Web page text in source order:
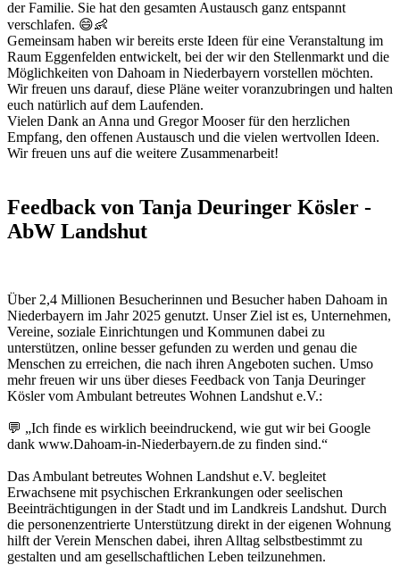
der Familie. Sie hat den gesamten Austausch ganz entspannt
verschlafen. 😄👶
Gemeinsam haben wir bereits erste Ideen für eine Veranstaltung im
Raum Eggenfelden entwickelt, bei der wir den Stellenmarkt und die
Möglichkeiten von Dahoam in Niederbayern vorstellen möchten.
Wir freuen uns darauf, diese Pläne weiter voranzubringen und halten
euch natürlich auf dem Laufenden.
Vielen Dank an Anna und Gregor Mooser für den herzlichen
Empfang, den offenen Austausch und die vielen wertvollen Ideen.
Wir freuen uns auf die weitere Zusammenarbeit!
Feedback von Tanja Deuringer Kösler -
AbW Landshut
Über 2,4 Millionen Besucherinnen und Besucher haben Dahoam in
Niederbayern im Jahr 2025 genutzt. Unser Ziel ist es, Unternehmen,
Vereine, soziale Einrichtungen und Kommunen dabei zu
unterstützen, online besser gefunden zu werden und genau die
Menschen zu erreichen, die nach ihren Angeboten suchen. Umso
mehr freuen wir uns über dieses Feedback von Tanja Deuringer
Kösler vom Ambulant betreutes Wohnen Landshut e.V.:
💬 „Ich finde es wirklich beeindruckend, wie gut wir bei Google
dank www.Dahoam-in-Niederbayern.de zu finden sind.“
Das Ambulant betreutes Wohnen Landshut e.V. begleitet
Erwachsene mit psychischen Erkrankungen oder seelischen
Beeinträchtigungen in der Stadt und im Landkreis Landshut. Durch
die personenzentrierte Unterstützung direkt in der eigenen Wohnung
hilft der Verein Menschen dabei, ihren Alltag selbstbestimmt zu
gestalten und am gesellschaftlichen Leben teilzunehmen.